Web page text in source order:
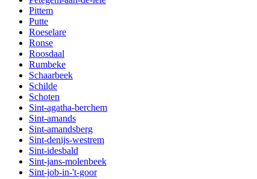
Pittem
Putte
Roeselare
Ronse
Roosdaal
Rumbeke
Schaarbeek
Schilde
Schoten
Sint-agatha-berchem
Sint-amands
Sint-amandsberg
Sint-denijs-westrem
Sint-idesbald
Sint-jans-molenbeek
Sint-job-in-'t-goor